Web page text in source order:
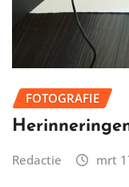
FOTOGRAFIE
Redactie mrt